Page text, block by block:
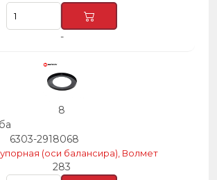
-
8
6303-2918068
(оси балансира), Волмет
283